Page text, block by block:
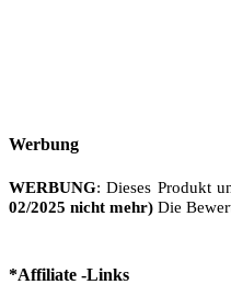
Werbung
WERBUNG: Dieses Produkt
02/2025 nicht mehr) Die
*Affiliate -Links